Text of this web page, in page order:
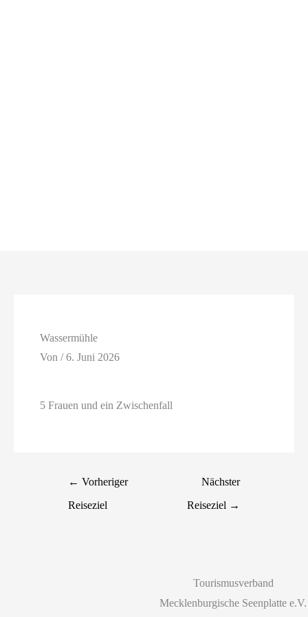
Wassermühle
Von/6. Juni 2026
5 Frauen und ein Zwischenfall
← Vorheriger
Reiseziel
Nächster
Reiseziel →
Tourismusverband
Mecklenburgische Seenplatte e.V.